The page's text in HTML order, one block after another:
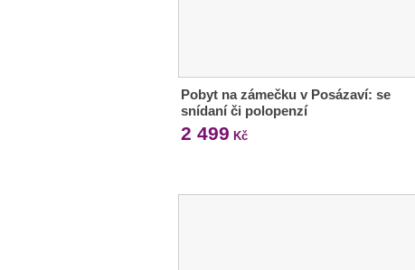
Pobyt na zámečku v Posázaví: se
snídaní či polopenzí
2 499 Kč